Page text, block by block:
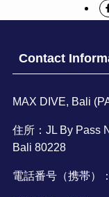
Contact
MAX DIVE, Bali
住所：JL By Pass
Bali 80228
電話番号（携帯）